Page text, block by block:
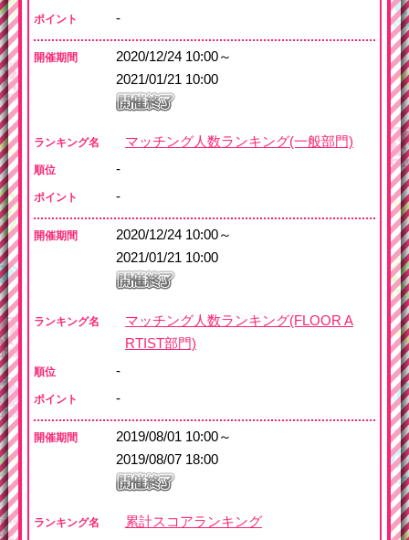
ポイント -
開催期間
2020/12/24 10:00～
2021/01/21 10:00
ランキング名 マッチング人数ランキング(一般部門)
順位 -
ポイント -
開催期間
2020/12/24 10:00～
2021/01/21 10:00
ランキング名
マッチング人数ランキング(FLOOR A
RTIST部門)
順位 -
ポイント -
開催期間
2019/08/01 10:00～
2019/08/07 18:00
ランキング名 累計スコアランキング